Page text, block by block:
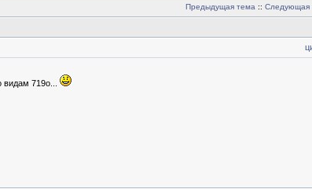
Предыдущая тема :: Следующая
719о...